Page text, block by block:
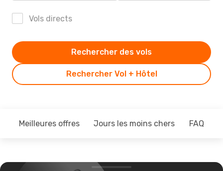
Vols directs
Rechercher Vol + Hôtel
Rechercher des vols
Meilleures offres Jours les moins chers FAQ